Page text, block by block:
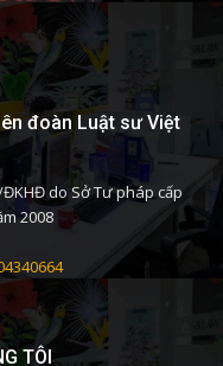
đoàn Luật sư Việt
do Sở Tư pháp cấp
2008
TÔI